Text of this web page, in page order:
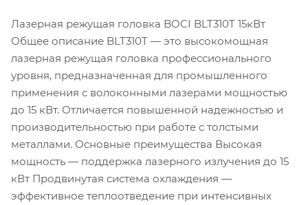
Лазерная режущая головка BOCI BLT310T 15кВт
Общее описание BLT310T — это высокомощная
лазерная режущая головка профессионального
уровня, предназначенная для промышленного
применения с волоконными лазерами мощностью
до 15 кВт. Отличается повышенной надежностью и
производительностью при работе с толстыми
металлами. Основные преимущества Высокая
мощность — поддержка лазерного излучения до 15
кВт Продвинутая система охлаждения —
эффективное теплоотведение при интенсивных